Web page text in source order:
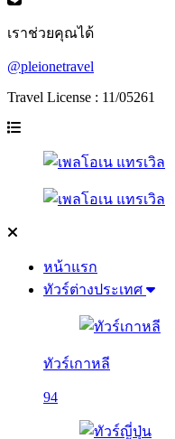
เราช่วยคุณได้
@pleionetravel
Travel License : 11/05261
หน้าแรก
ทัวร์ต่างประเทศ
ทัวร์เกาหลี
94